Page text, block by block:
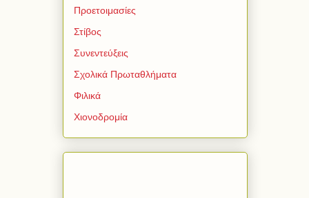
Προετοιμασίες
Στίβος
Συνεντεύξεις
Σχολικά Πρωταθλήματα
Φιλικά
Χιονοδρομία